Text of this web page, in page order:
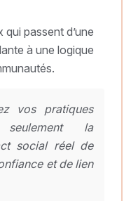
passent d’une
à une logique
vos pratiques
la
social réel de
et de lien